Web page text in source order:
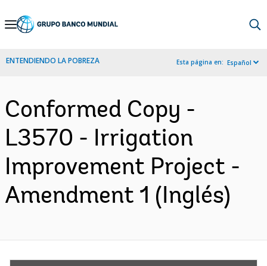
Skip
Navigation
ENTENDIENDO LA POBREZA Esta página en: Español
Conformed Copy -
L3570 - Irrigation
Improvement Project -
Amendment 1 (Inglés)